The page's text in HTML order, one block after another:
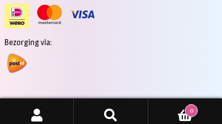
Bezorging via:
Copyright 2026 - Jan Monnikendam
ZOEKEN
0